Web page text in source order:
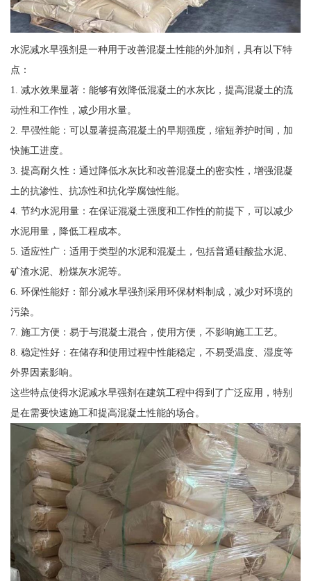
水泥减水旱强剂是一种用于改善混凝土性能的外加剂，具有以下特
点：
1. 减水效果显著：能够有效降低混凝土的水灰比，提高混凝土的流
动性和工作性，减少用水量。
2. 早强性能：可以显著提高混凝土的早期强度，缩短养护时间，加
快施工进度。
3. 提高耐久性：通过降低水灰比和改善混凝土的密实性，增强混凝
土的抗渗性、抗冻性和抗化学腐蚀性能。
4. 节约水泥用量：在保证混凝土强度和工作性的前提下，可以减少
水泥用量，降低工程成本。
5. 适应性广：适用于类型的水泥和混凝土，包括普通硅酸盐水泥、
矿渣水泥、粉煤灰水泥等。
6. 环保性能好：部分减水旱强剂采用环保材料制成，减少对环境的
污染。
7. 施工方便：易于与混凝土混合，使用方便，不影响施工工艺。
8. 稳定性好：在储存和使用过程中性能稳定，不易受温度、湿度等
外界因素影响。
这些特点使得水泥减水旱强剂在建筑工程中得到了广泛应用，特别
是在需要快速施工和提高混凝土性能的场合。